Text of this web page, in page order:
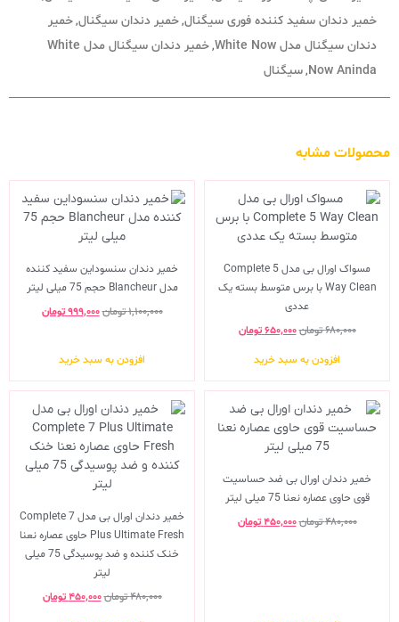
خمیر دندان سفید کننده فوری سیگنال,خمیر دندان سیگنال,خمیر
دندان سیگنال مدل White Now
,
خمیر دندان سیگنال مدل White
Now Aninda
,سیگنال
محصولات مشابه
مسواک اورال بی مدل Complete 5
Way Clean با برس متوسط بسته یک
عددی
۶۸۰,۰۰۰تومان۶۵۰,۰۰۰ تومان
افزودن به سبد خرید
خمیر دندان سنسوداین سفید کننده
مدل Blancheur حجم 75 میلی لیتر
۱,۱۰۰,۰۰۰تومان۹۹۹,۰۰۰ تومان
افزودن به سبد خرید
خمیر دندان اورال بی ضد حساسیت
قوی حاوی عصاره نعنا 75 میلی لیتر
۴۸۰,۰۰۰تومان۴۵۰,۰۰۰ تومان
خمیر دندان اورال بی مدل Complete 7
Plus Ultimate Fresh حاوی عصاره نعنا
خنک کننده و ضد پوسیدگی 75 میلی
لیتر
۴۸۰,۰۰۰تومان۴۵۰,۰۰۰ تومان